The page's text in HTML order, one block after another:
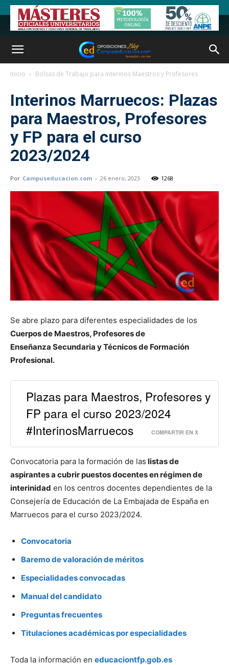
Inicio Bolsas de Trabajo para Interinos Maestros y Profesores
Interinos Marruecos: Plazas
para Maestros, Profesores
y FP para el curso
2023/2024
Por Campuseducacion.com - 26 enero, 2023 1268
Se abre plazo para diferentes especialidades de los
Cuerpos de Maestros, Profesores de
Enseñanza Secundaria y Técnicos de Formación
Profesional.
Plazas para Maestros, Profesores y
FP para el curso 2023/2024
#InterinosMarruecos
COMPARTIR EN X
Convocatoria para la formación de las listas de
aspirantes a cubrir puestos docentes en régimen de
interinidad en los centros docentes dependientes de la
Consejería de Educación de La Embajada de España en
Marruecos para el curso 2023/2024.
Convocatoria
Baremo de valoración de méritos
Especialidades convocadas
Manual del candidato
Preguntas frecuentes
Titulaciones académicas por especialidades
Toda la información en educaciontfp.gob.es